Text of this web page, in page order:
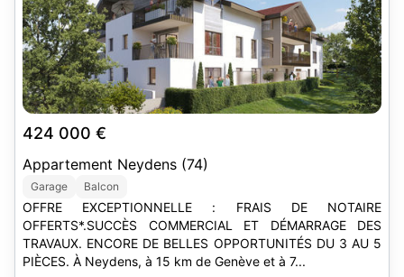
424 000 €
Appartement Neydens (74)
Garage Balcon
OFFRE EXCEPTIONNELLE : FRAIS DE NOTAIRE
OFFERTS*.SUCCÈS COMMERCIAL ET DÉMARRAGE DES
TRAVAUX. ENCORE DE BELLES OPPORTUNITÉS DU 3 AU 5
PIÈCES. À Neydens, à 15 km de Genève et à 7...